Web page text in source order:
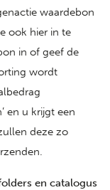
waardebon
ook hier in te
in of geef de
wordt
en u krijgt een
deze zo
en catalogus